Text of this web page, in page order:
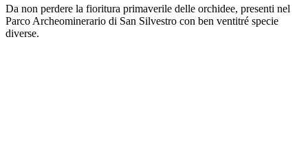
Da non perdere la fioritura primaverile delle orchidee, presenti nel
Parco Archeominerario di San Silvestro con ben ventitré specie
diverse.